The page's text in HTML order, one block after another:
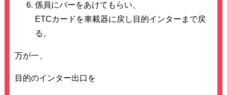
係員にバーをあけてもらい、
ETCカードを車載器に戻し目的インターまで戻
る。
万が一、
目的のインター出口を